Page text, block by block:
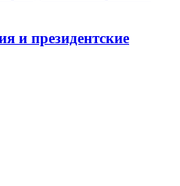
и президентские